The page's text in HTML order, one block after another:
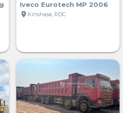
Iveco Eurotech MP 2006
location_on Kinshasa, RDC